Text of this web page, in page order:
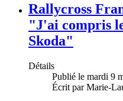
Rallycross
"J'ai compris
Skoda"
Détails
Publié le mardi 9
Écrit par Marie-